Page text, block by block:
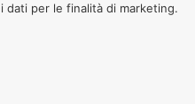
dati per le finalità di marketing.